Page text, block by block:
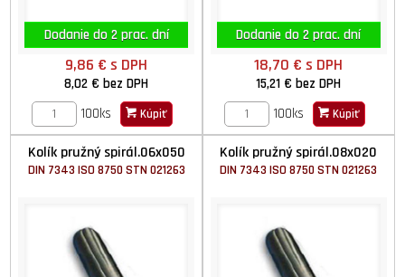
Dodanie do 2 prac. dní
9,86 €s DPH
8,02 €bez DPH
100ks
Kúpiť
Dodanie do 2 prac. dní
18,70 €s DPH
15,21 €bez DPH
100ks
Kúpiť
Kolík pružný spirál.06x050
DIN 7343 ISO 8750 STN 021263
Kolík pružný spirál.08x020
DIN 7343 ISO 8750 STN 021263